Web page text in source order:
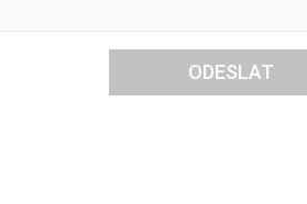
ODESLAT